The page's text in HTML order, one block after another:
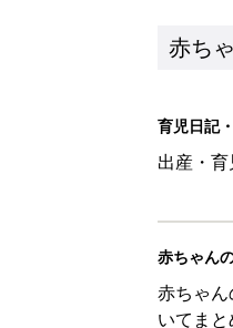
赤ち
育児日記
出産・
赤ちゃん
赤ちゃ
いてま